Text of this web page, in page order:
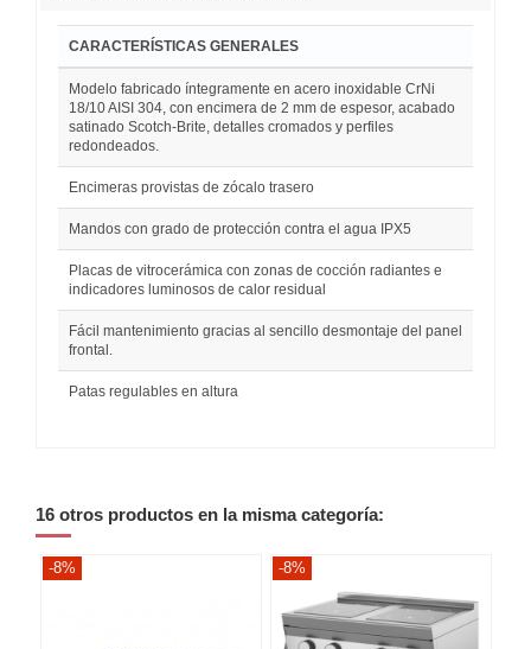
CARACTERÍSTICAS GENERALES
Modelo fabricado íntegramente en acero inoxidable CrNi
18/10 AISI 304, con encimera de 2 mm de espesor, acabado
satinado Scotch-Brite, detalles cromados y perfiles
redondeados.
Encimeras provistas de zócalo trasero
Mandos con grado de protección contra el agua IPX5
Placas de vitrocerámica con zonas de cocción radiantes e
indicadores luminosos de calor residual
Fácil mantenimiento gracias al sencillo desmontaje del panel
frontal.
Patas regulables en altura
16 otros productos en la misma categoría:
-8% -8%